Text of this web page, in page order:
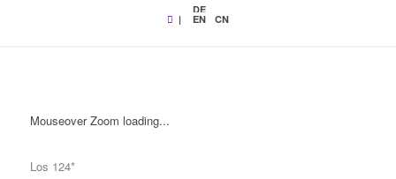
|
DE
EN CN
Mouseover Zoom loading...
Los 124*